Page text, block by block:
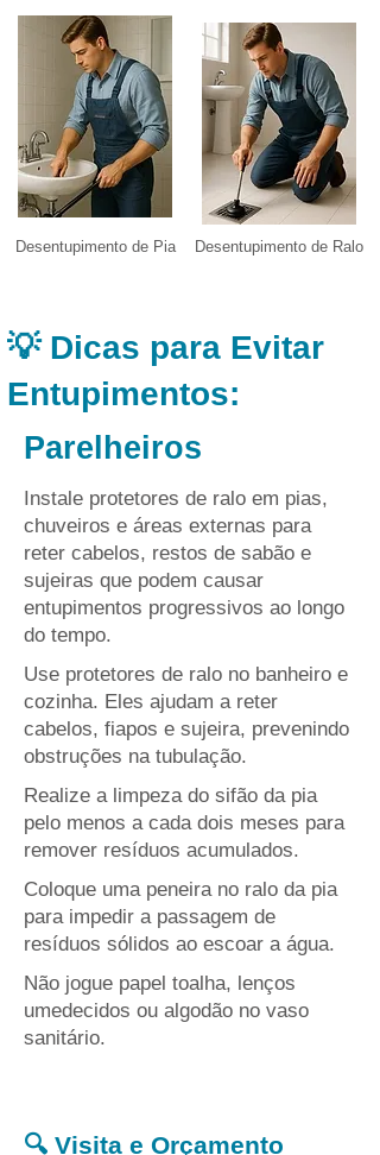
Desentupimento de Pia Desentupimento de Ralo
💡 Dicas para Evitar
Entupimentos:
Parelheiros
Instale protetores de ralo em pias,
chuveiros e áreas externas para
reter cabelos, restos de sabão e
sujeiras que podem causar
entupimentos progressivos ao longo
do tempo.
Use protetores de ralo no banheiro e
cozinha. Eles ajudam a reter
cabelos, fiapos e sujeira, prevenindo
obstruções na tubulação.
Realize a limpeza do sifão da pia
pelo menos a cada dois meses para
remover resíduos acumulados.
Coloque uma peneira no ralo da pia
para impedir a passagem de
resíduos sólidos ao escoar a água.
Não jogue papel toalha, lenços
umedecidos ou algodão no vaso
sanitário.
🔍 Visita e Orçamento